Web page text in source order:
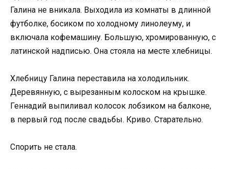
Галина не вникала. Выходила из комнаты в длинной
футболке, босиком по холодному линолеуму, и
включала кофемашину. Большую, хромированную, с
латинской надписью. Она стояла на месте хлебницы.
Хлебницу Галина переставила на холодильник.
Деревянную, с вырезанным колоском на крышке.
Геннадий выпиливал колосок лобзиком на балконе,
в первый год после свадьбы. Криво. Старательно.
Спорить не стала.